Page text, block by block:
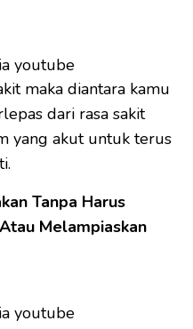
youtube
maka diantara kamu
dari rasa sakit
yang akut untuk terus
Tanpa Harus
Melampiaskan
youtube